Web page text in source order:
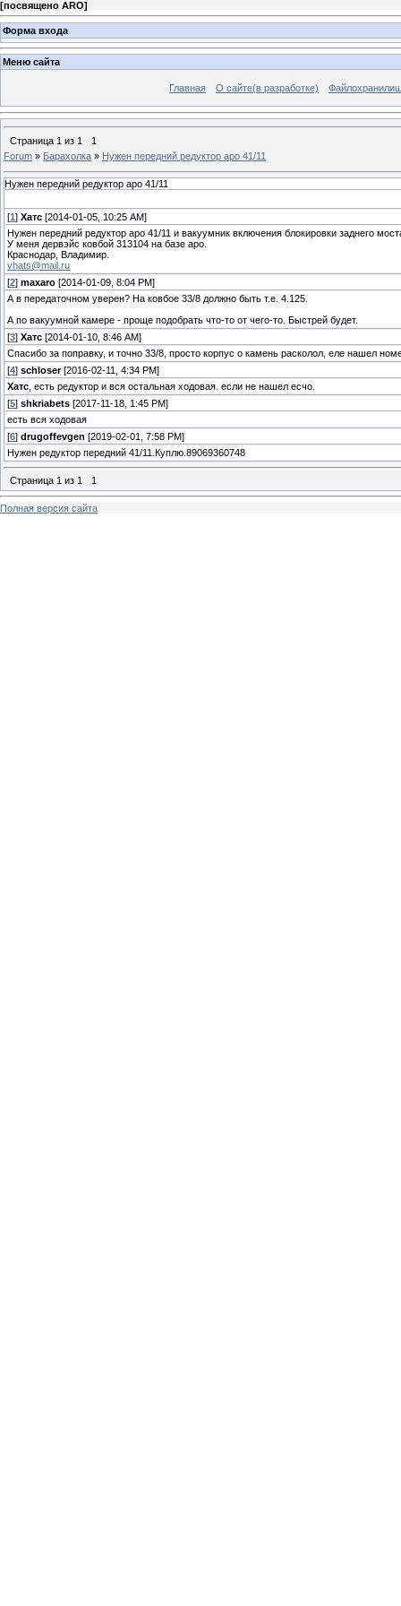
[посвящено ARO]
Форма входа
Меню сайта
Главная О сайте(в разработке)
Страница 1 из 1
1
Forum » Барахолка » Нужен передний редуктор аро 41/11
Нужен передний редуктор аро 41/11
[1 ] Хатс [2014-01-05, 10:25 AM]
Нужен передний редуктор аро 41/11 и вакуумник включения блокировки заднего
У меня дервэйс ковбой 313104 на базе аро.
Краснодар, Владимир.
vhats@mail.ru
[2] maxaro [2014-01-09, 8:04 PM]
А в передаточном уверен? На ковбое 33/8 должно быть т.е. 4.125.
А по вакуумной камере - проще подобрать что-то от чего-то. Быстрей будет.
[3] Хатс [2014-01-10, 8:46 AM]
Спасибо за поправку, и точно 33/8, просто корпус о камень расколол, еле нашел
[4] schloser[2016-02-11, 4:34 PM]
Хатс , есть редуктор и вся остальная ходовая. если не нашел есчо.
[5] shkriabets [2017-11-18, 1:45 PM]
есть вся ходовая
[6] drugoffevgen [2019-02-01, 7:58 PM]
Нужен редуктор передний 41/11.Куплю.89069360748
Страница 1 из 1 1
Полная версия сайта